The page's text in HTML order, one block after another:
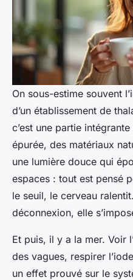
On sous-estime souvent
d’un établissement de
c’est une partie
épurée, des matériaux
une lumière douce qui
espaces : tout est pensé
le seuil, le cerveau
déconnexion, elle
Et puis, il y a la mer. Voir
des vagues, respirer
un effet prouvé sur le